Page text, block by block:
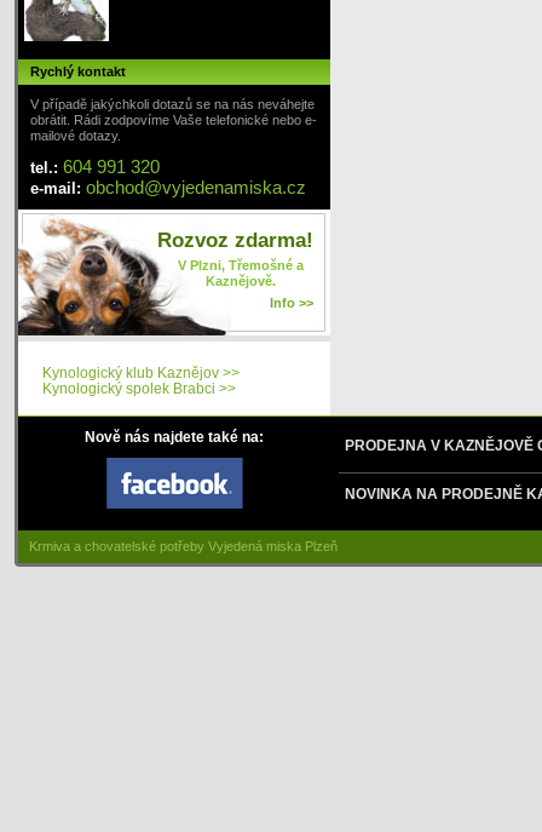
Rychlý kontakt
V případě jakýchkoli dotazů se na nás neváhejte
obrátit. Rádi zodpovíme Vaše telefonické nebo e-
mailové dotazy.
tel.: 604 991 320
e-mail: obchod@vyjedenamiska.cz
Rozvoz zdarma!
V Plzni, Třemošné a
Kaznějově.
Info >>
Kynologický klub Kaznějov >>
Kynologický spolek Brabci >>
Nově nás najdete také na: PRODEJNA V KAZNĚJOVĚ
NOVINKA NA PRODEJNĚ
Krmiva a chovatelské potřeby Vyjedená miska Plzeň